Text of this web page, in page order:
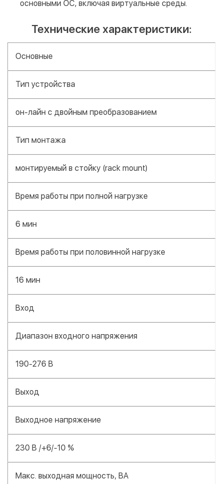
основными ОС, включая виртуальные среды.
Технические характеристики:
Основные
Тип устройства
он-лайн c двойным преобразованием
Тип монтажа
монтируемый в стойку (rack mount)
Время работы при полной нагрузке
6 мин
Время работы при половинной нагрузке
16 мин
Вход
Диапазон входного напряжения
190-276 В
Выход
Выходное напряжение
230 В /+6/-10 %
Макс. выходная мощность, ВА